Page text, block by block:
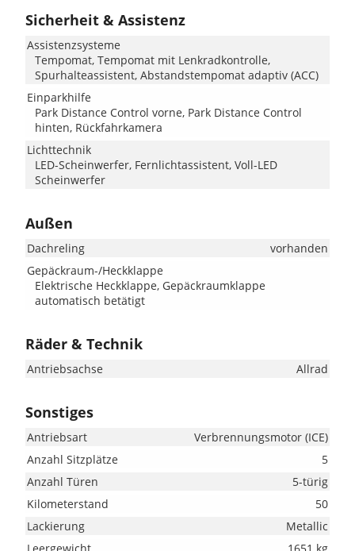
Sicherheit & Assistenz
Assistenzsysteme
Tempomat, Tempomat mit Lenkradkontrolle,
Spurhalteassistent, Abstandstempomat adaptiv (ACC)
Einparkhilfe
Park Distance Control vorne, Park Distance Control
hinten, Rückfahrkamera
Lichttechnik
LED-Scheinwerfer, Fernlichtassistent, Voll-LED
Scheinwerfer
Außen
Dachreling
vorhanden
Gepäckraum-/Heckklappe
Elektrische Heckklappe, Gepäckraumklappe
automatisch betätigt
Räder & Technik
Antriebsachse Allrad
Sonstiges
Antriebsart
Verbrennungsmotor (ICE)
Anzahl Sitzplätze
5
Anzahl Türen
5-türig
Kilometerstand
50
Lackierung
Metallic